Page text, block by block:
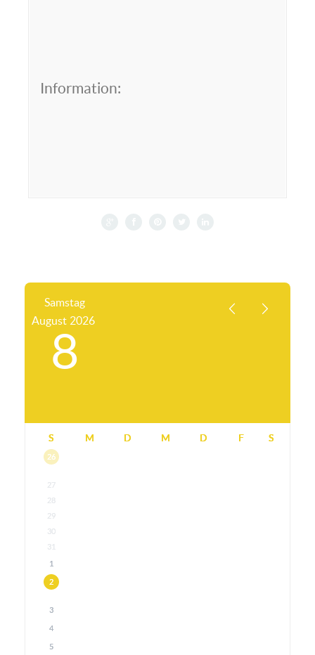
Information:
Samstag
August 2026
8
S M D M D F S
26
27
28
29
30
31
1
2
3
4
5